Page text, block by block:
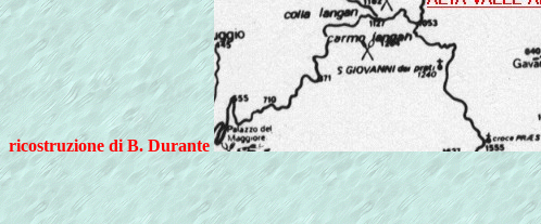
ricostruzione di B. Durante